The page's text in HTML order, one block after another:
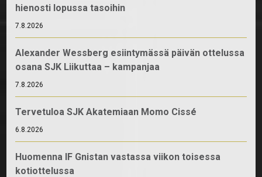
hienosti lopussa tasoihin
7.8.2026
Alexander Wessberg esiintymässä päivän ottelussa
osana SJK Liikuttaa – kampanjaa
7.8.2026
Tervetuloa SJK Akatemiaan Momo Cissé
6.8.2026
Huomenna IF Gnistan vastassa viikon toisessa
kotiottelussa